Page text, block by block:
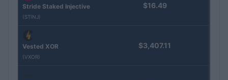
Stride Staked Injective
(STINJ)
$16.49
Vested XOR
(VXOR)
$3,407.11